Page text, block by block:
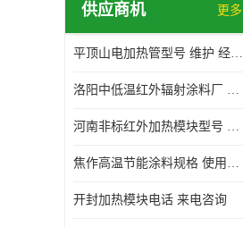
供应商机 更多
平顶山电加热管型号 维护 经验丰富
洛阳中低温红外辐射涂料厂 使用便利
河南非标红外加热模块型号 操作方便
焦作高温节能涂料规格 使用寿命长 标志明显
开封加热模块电话 来电咨询